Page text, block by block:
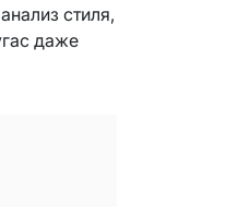
стиля,
даже